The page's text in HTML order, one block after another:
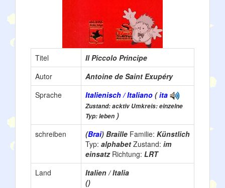
Titel
Il Piccolo Principe
Autor
Antoine de Saint Exupéry
Sprache
Italienisch / Italiano (ita
Zustand: acktiv Umkreis: einzelne
Typ: leben )
schreiben
(Brai) Braille Familie: Künstlich
Typ: alphabet Zustand: im
einsatz Richtung: LRT
Land
Italien / Italia
()